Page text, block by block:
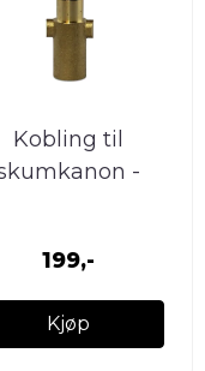
Kobling til
-
199,-
Kjøp